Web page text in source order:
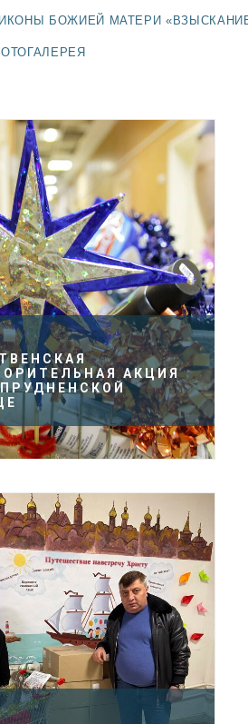
БОЖИЕЙ МАТЕРИ
АКЦИЯ